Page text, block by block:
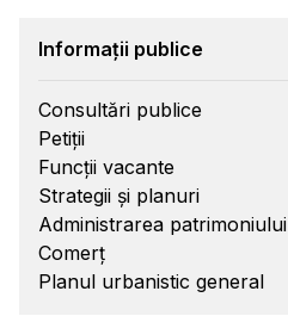
Informații publice
Consultări publice
Petiții
Funcții vacante
Strategii și planuri
Administrarea patrimoniului
Comerț
Planul urbanistic general